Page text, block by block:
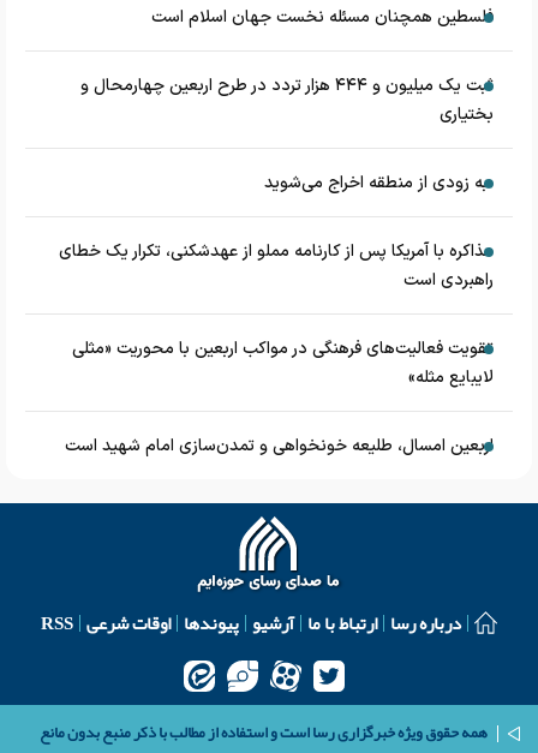
فلسطین همچنان مسئله نخست جهان اسلام است
ثبت یک میلیون و ۴۴۴ هزار تردد در طرح اربعین چهارمحال و
بختیاری
به زودی از منطقه اخراج می‌شوید
مذاکره با آمریکا پس از کارنامه مملو از عهدشکنی، تکرار یک خطای
راهبردی است
تقویت فعالیت‌های فرهنگی در مواکب اربعین با محوریت «مثلی
لایبایع مثله»
اربعین امسال، طلیعه خونخواهی و تمدن‌سازی امام شهید است
درباره رسا ارتباط با ما آرشیو پیوندها اوقات شرعی RSS
همه حقوق ویژه خبرگزاری رسا است و استفاده از مطالب با ذکر منبع بدون مانع